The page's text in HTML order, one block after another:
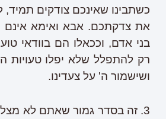
כשתבינו שאינכם צודקים תמיד,
את צדקתכם. אבא ואימא
בני אדם, וככאלו הם בוודאי
רק להתפלל שלא יפלו טעויות
ושישמור ה' על צעדינו.
3. זה בסדר גמור שאתם לא